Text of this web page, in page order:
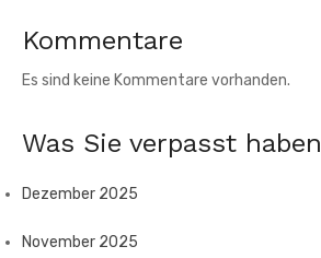
Kommentare
Es sind keine Kommentare vorhanden.
Was Sie verpasst haben
Dezember 2025
November 2025